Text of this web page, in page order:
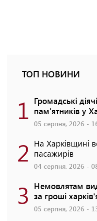
ТОП НОВИНИ
1 Громадські
пам'ятників у
05 серпня, 2026 -
2 На Харківщині
пасажирів
04 серпня, 2026 -
3 Немовлятам
за гроші
05 серпня, 2026 -